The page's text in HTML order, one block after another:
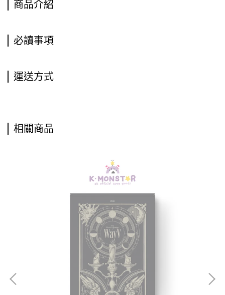
商品介紹
必讀事項
運送方式
相關商品